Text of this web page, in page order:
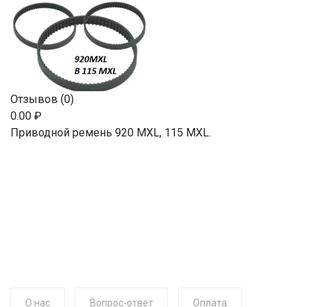
Отзывов (0)
0.00 ₽
Приводной ремень 920 MXL, 115 MXL.
О нас Вопрос-ответ Оплата